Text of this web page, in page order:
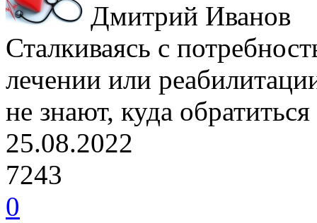
Дмитрий Иванов
Сталкиваясь с
лечении или
не знают, куда
25.08.2022
7243
0